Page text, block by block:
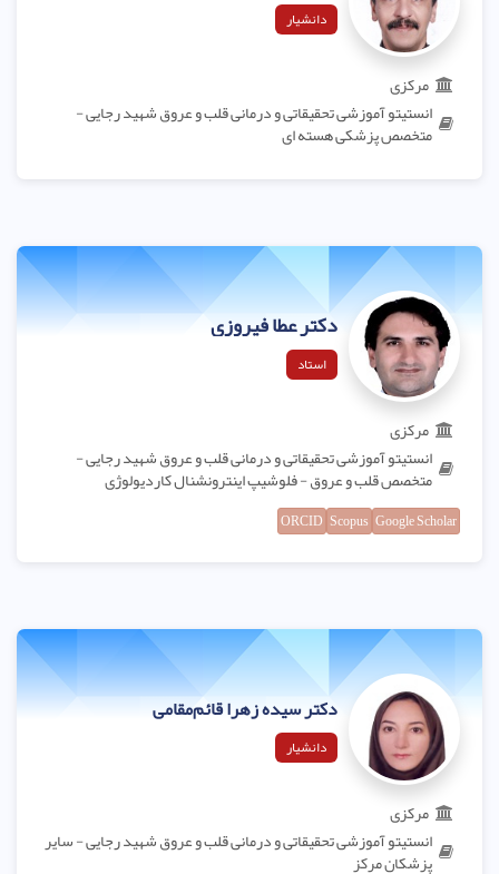
دانشیار
مرکزی
انستیتو آموزشی تحقیقاتی و درمانی قلب و عروق شهید رجایی -
متخصص پزشکی هسته ای
دکتر عطا فیروزی
استاد
مرکزی
انستیتو آموزشی تحقیقاتی و درمانی قلب و عروق شهید رجایی -
متخصص قلب و عروق - فلوشیپ اینترونشنال کاردیولوژی
Google Scholar
Scopus
ORCID
دکتر سیده زهرا قائم‌مقامی
دانشیار
مرکزی
انستیتو آموزشی تحقیقاتی و درمانی قلب و عروق شهید رجایی - سایر
پزشکان مرکز